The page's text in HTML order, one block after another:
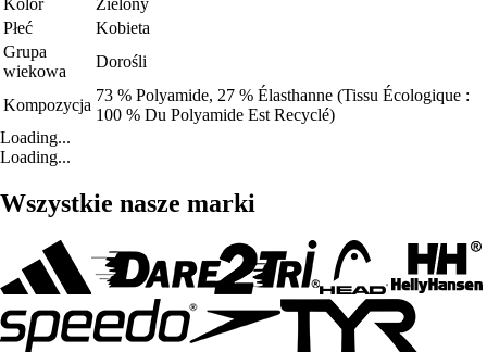
Kolor
Zielony
Płeć
Kobieta
Grupa
wiekowa
Dorośli
Kompozycja
73 % Polyamide, 27 % Élasthanne (Tissu Écologique :
100 % Du Polyamide Est Recyclé)
Loading...
Loading...
Wszystkie nasze marki